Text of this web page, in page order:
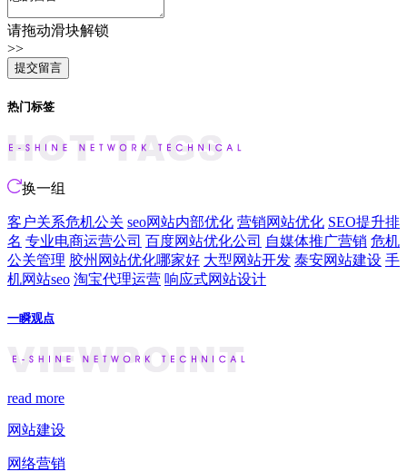
请拖动滑块解锁
>>
热门标签
换一组
客户关系危机公关 seo网站内部优化 营销网站优化 SEO提升排
名 专业电商运营公司 百度网站优化公司 自媒体推广营销 危机
公关管理 胶州网站优化哪家好 大型网站开发 泰安网站建设 手
机网站seo 淘宝代理运营 响应式网站设计
一瞬观点
read more
网站建设
网络营销